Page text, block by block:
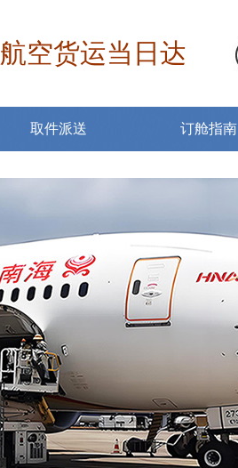
航空货运当日达
取件派送 订舱指南